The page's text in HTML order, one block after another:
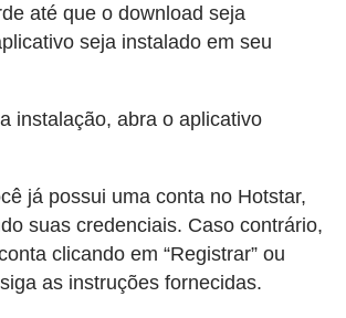
até que o download seja
seja instalado em seu
instalação, abra o aplicativo
já possui uma conta no Hotstar,
suas credenciais. Caso contrário,
clicando em “Registrar” ou
as instruções fornecidas.